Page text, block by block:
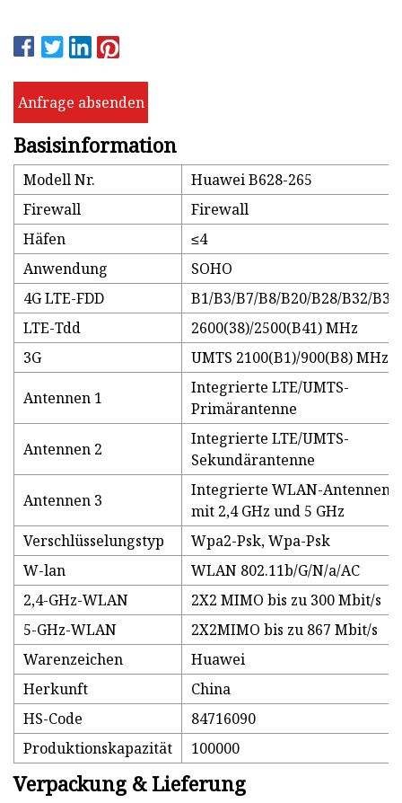
Anfrage absenden
Basisinformation
Modell Nr.
Huawei B628-265
Firewall
Firewall
Häfen
≤4
Anwendung
SOHO
4G LTE-FDD
B1/B3/B7/B8/B20/B28/B32/B38
LTE-Tdd
2600(38)/2500(B41) MHz
3G
UMTS 2100(B1)/900(B8) MHz
Antennen 1
Integrierte LTE/UMTS-
Primärantenne
Antennen 2
Integrierte LTE/UMTS-
Sekundärantenne
Antennen 3
Integrierte WLAN-Antennen
mit 2,4 GHz und 5 GHz
Verschlüsselungstyp
Wpa2-Psk, Wpa-Psk
W-lan
WLAN 802.11b/G/N/a/AC
2,4-GHz-WLAN
2X2 MIMO bis zu 300 Mbit/s
5-GHz-WLAN
2X2MIMO bis zu 867 Mbit/s
Warenzeichen
Huawei
Herkunft
China
HS-Code
84716090
Produktionskapazität
100000
Verpackung & Lieferung